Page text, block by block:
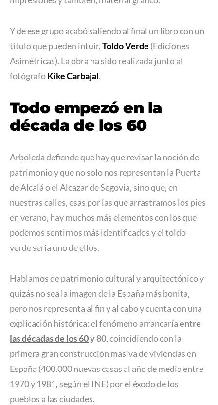
Y de ese grupo acabó saliendo al final un libro con un
título que pueden intuir,Toldo Verde (Ediciones
Asimétricas). La obra ha sido realizada junto al
fotógrafoKike Carbajal.
Todo empezó en la
década de los 60
Arboleda defiende que hay que revisar la noción de
patrimonio y que no solo nos representan la Puerta
de Alcalá o el Alcazar de Segovia, sino que, en
nuestras calles, esas por las que arrastramos los pies
en verano, hay muchos más elementos con los que
podemos sentirnos más identificados y el toldo
verde sería uno de ellos.
Hablamos de patrimonio cultural y arquitectónico y
quizás no sea la imagen de la España más bonita,
pero nos representa al fin y al cabo y cuenta con una
explicación histórica: el fenómeno arrancaríaentre
las décadas de los 60y 80, coincidiendo con la
primera gran construcción masiva de viviendas en
España (400.000 nuevas casas al año de media entre
1970 y 1981, según el INE) por el éxodo de los
pueblos a las ciudades.